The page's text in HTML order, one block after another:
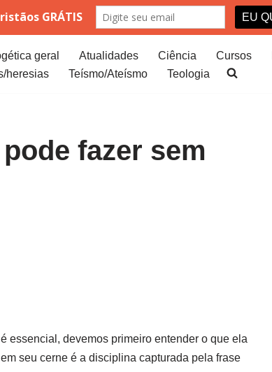
geral Atualidades Ciência Cursos
heresias
Teísmo/Ateísmo Teologia
fazer sem
essencial, devemos primeiro entender o que ela
seu cerne é a disciplina capturada pela frase